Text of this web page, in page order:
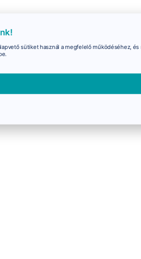
sütiket használ a megfelelő működéséhez,